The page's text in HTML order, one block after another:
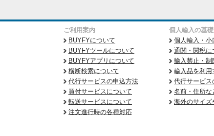
ご利用案内
BUYFYについて
BUYFYツールについて
BUYFYアプリについて
横断検索について
代行サービスの申込方法
買付サービスについて
転送サービスについて
注文進行時の各種対応
個人輸入の基
個人輸入・小
通関・関税に
輸入禁止・制
輸入品を利用
代行サービス
名前・住所な
海外のサイズ